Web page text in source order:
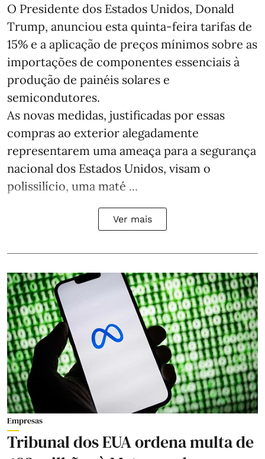
O Presidente dos Estados Unidos, Donald
Trump, anunciou esta quinta-feira tarifas de
15% e a aplicação de preços mínimos sobre as
importações de componentes essenciais à
produção de painéis solares e
semicondutores.
As novas medidas, justificadas por essas
compras ao exterior alegadamente
representarem uma ameaça para a segurança
nacional dos Estados Unidos, visam o
polissilício, uma maté ...
Ver mais
Empresas
Tribunal dos EUA ordena multa de